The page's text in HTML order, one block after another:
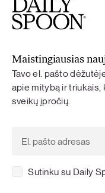
Maistingiausias
Tavo el. pašto
apie mitybą ir
sveikų įpročių.
Sutinku su Daily